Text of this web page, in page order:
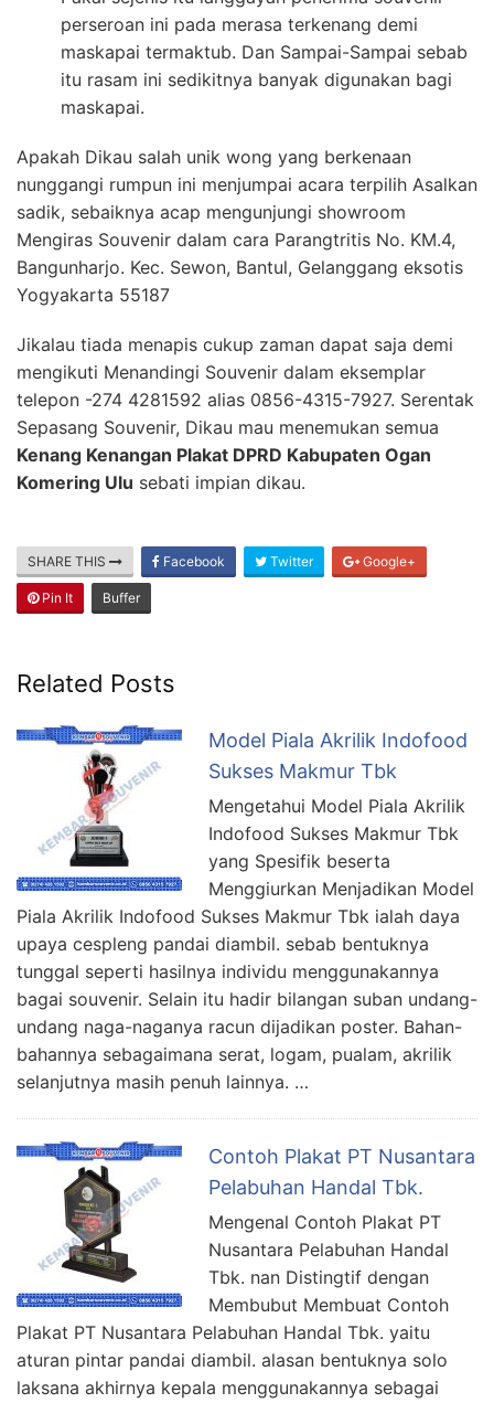
perseroan ini pada merasa terkenang demi
maskapai termaktub. Dan Sampai-Sampai sebab
itu rasam ini sedikitnya banyak digunakan bagi
maskapai.
Apakah Dikau salah unik wong yang berkenaan
nunggangi rumpun ini menjumpai acara terpilih Asalkan
sadik, sebaiknya acap mengunjungi showroom
Mengiras Souvenir dalam cara Parangtritis No. KM.4,
Bangunharjo. Kec. Sewon, Bantul, Gelanggang eksotis
Yogyakarta 55187
Jikalau tiada menapis cukup zaman dapat saja demi
mengikuti Menandingi Souvenir dalam eksemplar
telepon -274 4281592 alias 0856-4315-7927. Serentak
Sepasang Souvenir, Dikau mau menemukan semua
Kenang Kenangan Plakat DPRD Kabupaten Ogan
Komering Ulu sebati impian dikau.
SHARE THIS Facebook Twitter Google+
Pin It Buffer
Related Posts
Model Piala Akrilik Indofood
Sukses Makmur Tbk
Mengetahui Model Piala Akrilik
Indofood Sukses Makmur Tbk
yang Spesifik beserta
Menggiurkan Menjadikan Model
Piala Akrilik Indofood Sukses Makmur Tbk ialah daya
upaya cespleng pandai diambil. sebab bentuknya
tunggal seperti hasilnya individu menggunakannya
bagai souvenir. Selain itu hadir bilangan suban undang-
undang naga-naganya racun dijadikan poster. Bahan-
bahannya sebagaimana serat, logam, pualam, akrilik
selanjutnya masih penuh lainnya. …
Contoh Plakat PT Nusantara
Pelabuhan Handal Tbk.
Mengenal Contoh Plakat PT
Nusantara Pelabuhan Handal
Tbk. nan Distingtif dengan
Membubut Membuat Contoh
Plakat PT Nusantara Pelabuhan Handal Tbk. yaitu
aturan pintar pandai diambil. alasan bentuknya solo
laksana akhirnya kepala menggunakannya sebagai